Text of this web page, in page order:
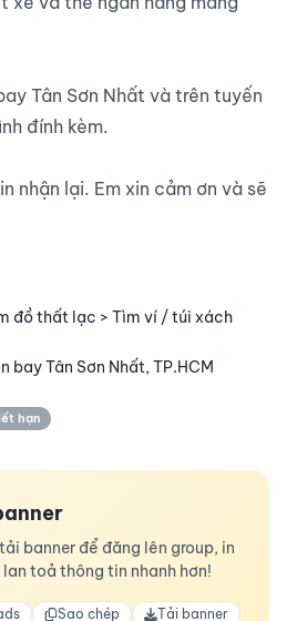
Tân Sơn Nhất và trên tuyến
đính kèm.
nhận lại. Em xin cảm ơn và sẽ
đồ thất lạc > Tìm ví / túi xách
bay Tân Sơn Nhất, TP.HCM
hạn
banner để đăng lên group, in
toả thông tin nhanh hơn!
Sao chép
Tải banner